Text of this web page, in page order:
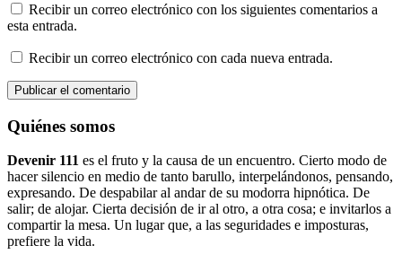
Recibir un correo electrónico con los siguientes comentarios a
esta entrada.
Recibir un correo electrónico con cada nueva entrada.
Quiénes somos
Devenir 111 es el fruto y la causa de un encuentro. Cierto modo de
hacer silencio en medio de tanto barullo, interpelándonos, pensando,
expresando. De despabilar al andar de su modorra hipnótica. De
salir; de alojar. Cierta decisión de ir al otro, a otra cosa; e invitarlos a
compartir la mesa. Un lugar que, a las seguridades e imposturas,
prefiere la vida.